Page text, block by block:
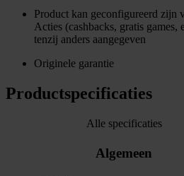
Product kan geconfigureerd zijn
Acties (cashbacks, gratis games,
tenzij anders aangegeven
Originele garantie
Productspecificaties
Alle specificaties
Algemeen